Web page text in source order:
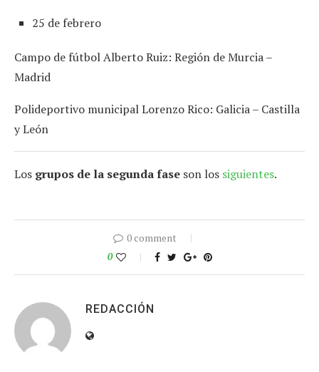
25 de febrero
Campo de fútbol Alberto Ruiz: Región de Murcia –
Madrid
Polideportivo municipal Lorenzo Rico: Galicia – Castilla
y León
Los grupos de la segunda fase son los siguientes.
0 comment
0
REDACCIÓN